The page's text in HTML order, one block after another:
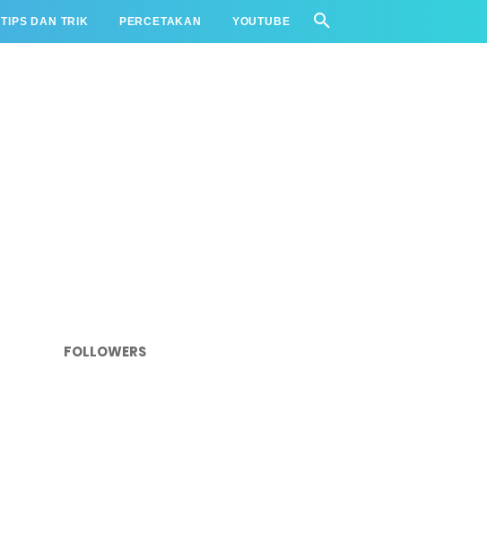
TIPS DAN TRIK PERCETAKAN YOUTUBE
FOLLOWERS